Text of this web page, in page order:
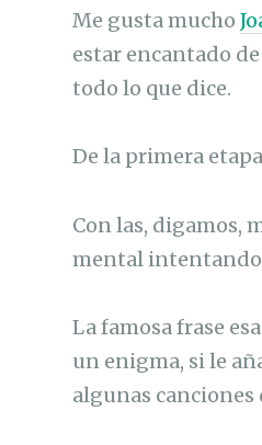
Me gusta mucho
estar encantado
todo lo que dice.
De la primera
Con las, digamos,
mental intentando
La famosa frase
un enigma, si le
algunas canciones